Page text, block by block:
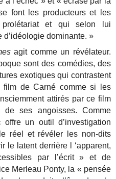
font les producteurs et les
prolétariat et qui selon lui
d’idéologie dominante. »
agit comme un révélateur.
sont des comédies, des
exotiques qui contrastent
de Carné comme si les
attirés par ce film
ses angoisses. Comme
offre un outil d’investigation
réel et révéler les non-dits
le latent derrière l ‘apparent,
par l’écrit » et de
Merleau Ponty, la « pensée